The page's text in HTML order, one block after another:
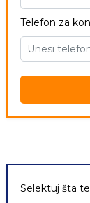
Telefon za
Selektuj šta